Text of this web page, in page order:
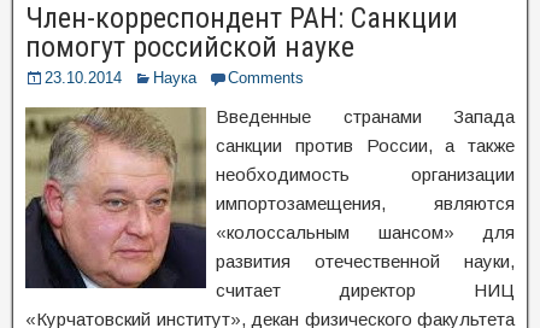
Член-корреспондент РАН: Санкции
помогут российской науке
23.10.2014 Наука Comments
Введенные странами Запада
санкции против России, а также
необходимость организации
импортозамещения, являются
«колоссальным шансом» для
развития отечественной науки,
считает директор НИЦ
«Курчатовский институт», декан физического факультета